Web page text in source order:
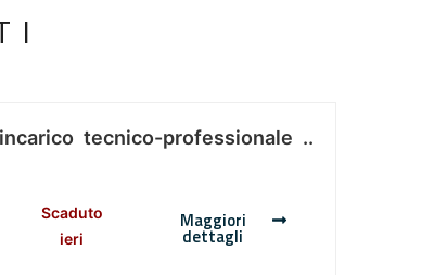
tecnico-professionale ..
Scaduto
ieri
Maggiori
dettagli